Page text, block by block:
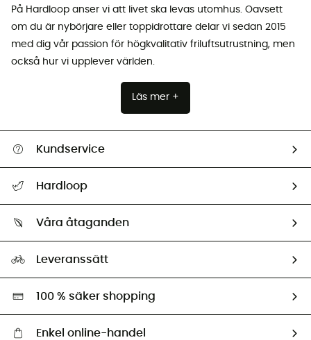
På Hardloop anser vi att livet ska levas utomhus. Oavsett
om du är nybörjare eller toppidrottare delar vi sedan 2015
med dig vår passion för högkvalitativ friluftsutrustning, men
också hur vi upplever världen.
Läs mer +
Kundservice
Retur & återbetalning
Hardloop
Ambassadörer
Våra åtaganden
Miljöanpassat urval
Leveranssätt
100 % säker shopping
Enkel online-handel